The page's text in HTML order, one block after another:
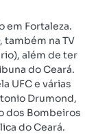
em Fortaleza.
também na TV
além de ter
do Ceará.
UFC e várias
Drumond,
dos Bombeiros
do Ceará.